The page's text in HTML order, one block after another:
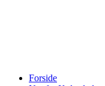
Forside